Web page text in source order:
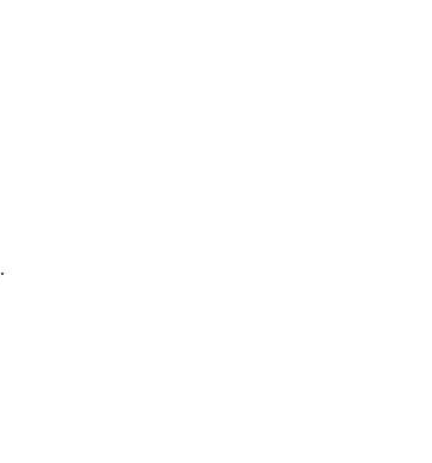
یک آیتم در سبد خرید شما وجود دارد.